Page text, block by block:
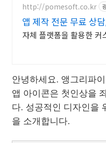
http://pomesoft.co.kr
앱 제작 전문 무료 상
자체 플랫폼을 활용한
안녕하세요. 앵그리파
앱 아이콘은 첫인상을
다. 성공적인 디자인을
을 소개합니다.